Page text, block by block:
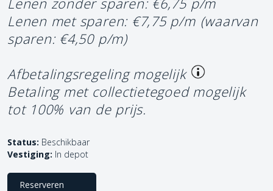
Lenen met sparen: €7,75 p/m (waarvan
sparen: €4,50 p/m)
Afbetalingsregeling mogelijk
Betaling met collectietegoed mogelijk
tot 100% van de prijs.
Status: Beschikbaar
Vestiging: In depot
Reserveren